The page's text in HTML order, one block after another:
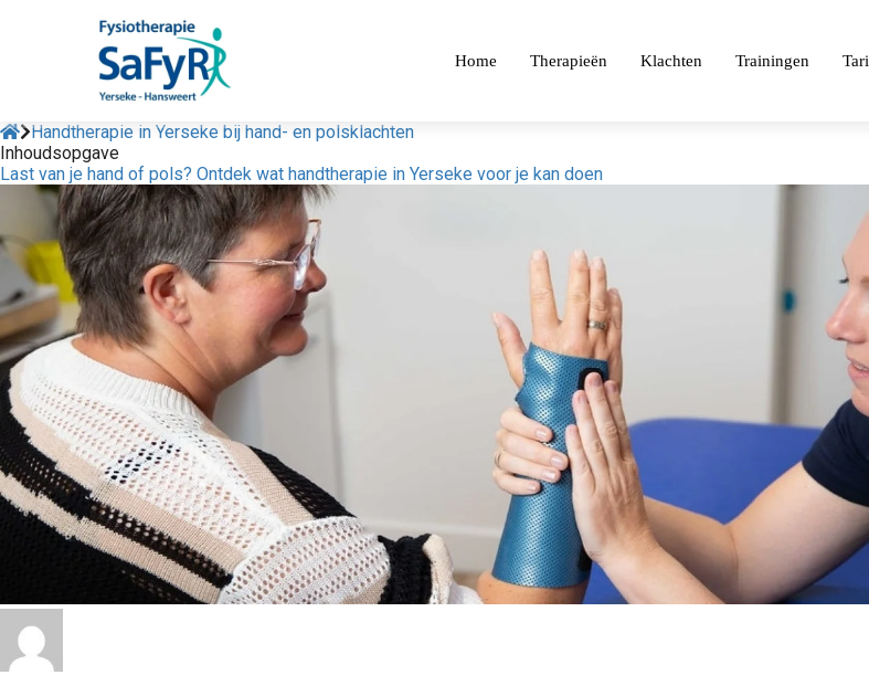
Home Therapieën Klachten Trainingen
Handtherapie in Yerseke bij hand- en polsklachten
Inhoudsopgave
Last van je hand of pols? Ontdek wat handtherapie in Yerseke voor je kan doen